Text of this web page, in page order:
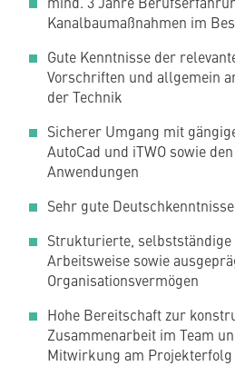
mind. 3 Jahre
Kanalbaumaßnahmen im
Gute Kenntnisse der
Vorschriften und allgemein
der Technik
Sicherer Umgang mit
AutoCad und iTWO sowie
Anwendungen
Sehr gute
Strukturierte, selbstständige
Arbeitsweise sowie
Organisationsvermögen
Hohe Bereitschaft zur
Zusammenarbeit im Team
Mitwirkung am Projekterfolg